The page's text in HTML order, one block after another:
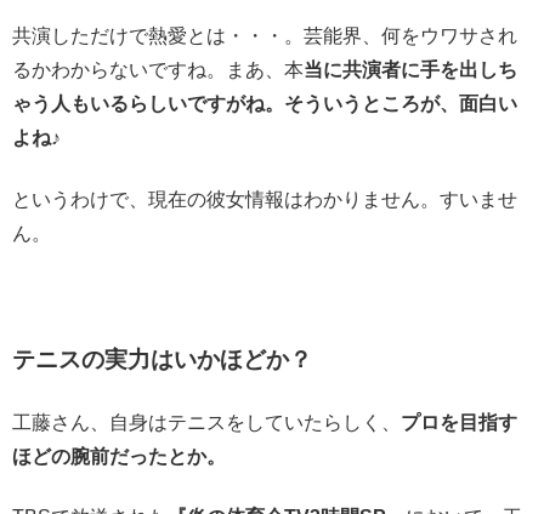
共演しただけで熱愛とは・・・。芸能界、何をウワサされ
るかわからないですね。まあ、本当に共演者に手を出しち
ゃう人もいるらしいですがね。そういうところが、面白い
よね♪
というわけで、現在の彼女情報はわかりません。すいませ
ん。
テニスの実力はいかほどか？
工藤さん、自身はテニスをしていたらしく、 プロを目指す
ほどの腕前だったとか。